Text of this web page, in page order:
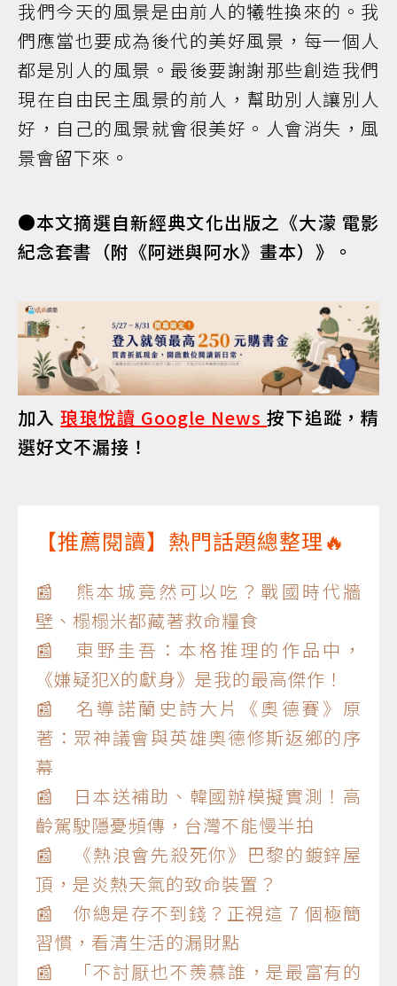
我們今天的風景是由前人的犧牲換來的。我
們應當也要成為後代的美好風景，每一個人
都是別人的風景。最後要謝謝那些創造我們
現在自由民主風景的前人，幫助別人讓別人
好，自己的風景就會很美好。人會消失，風
景會留下來。
●本文摘選自新經典文化出版之《大濛 電影
紀念套書（附《阿迷與阿水》畫本）》。
加入琅琅悅讀 Google News按下追蹤，精
選好文不漏接！
【推薦閱讀】熱門話題總整理🔥
📰 熊本城竟然可以吃？戰國時代牆
壁、榻榻米都藏著救命糧食
📰 東野圭吾：本格推理的作品中，
《嫌疑犯X的獻身》是我的最高傑作！
📰 名導諾蘭史詩大片《奧德賽》原
著：眾神議會與英雄奧德修斯返鄉的序
幕
📰 日本送補助、韓國辦模擬實測！高
齡駕駛隱憂頻傳，台灣不能慢半拍
📰 《熱浪會先殺死你》巴黎的鍍鋅屋
頂，是炎熱天氣的致命裝置？
📰 你總是存不到錢？正視這 7 個極簡
習慣，看清生活的漏財點
📰 「不討厭也不羨慕誰，是最富有的